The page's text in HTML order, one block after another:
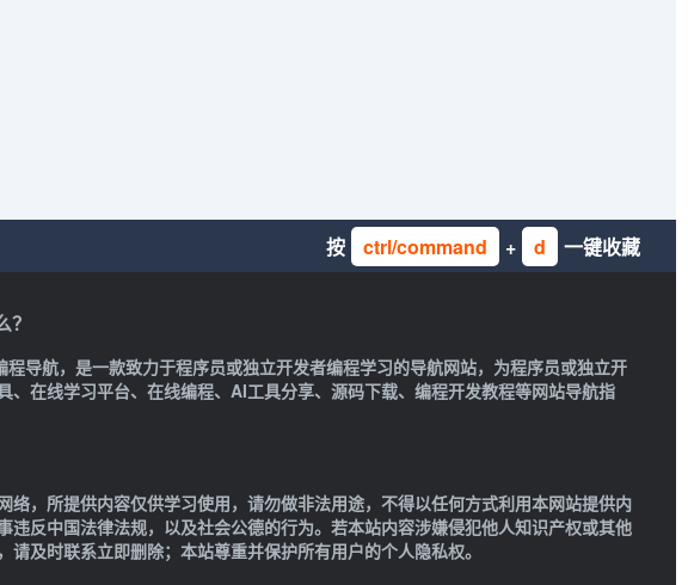
按 ctrl/command + d 一键收藏
导航，是一款致力于程序员或独立开发者编程学习的导航网站，为程序员或独立开
、在线学习平台、在线编程、AI工具分享、源码下载、编程开发教程等网站导航指
络，所提供内容仅供学习使用，请勿做非法用途，不得以任何方式利用本网站提供内
违反中国法律法规，以及社会公德的行为。若本站内容涉嫌侵犯他人知识产权或其他
请及时联系立即删除；本站尊重并保护所有用户的个人隐私权。